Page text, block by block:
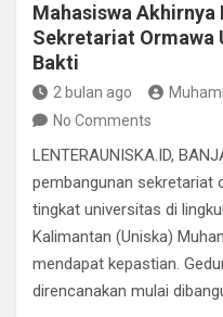
Mahasiswa Akhirnya
Sekretariat Ormawa
Bakti
2 bulan ago
No Comments
LENTERAUNISKA.ID,
pembangunan sekretariat
tingkat universitas di
Kalimantan (Uniska)
mendapat kepastian.
direncanakan mulai